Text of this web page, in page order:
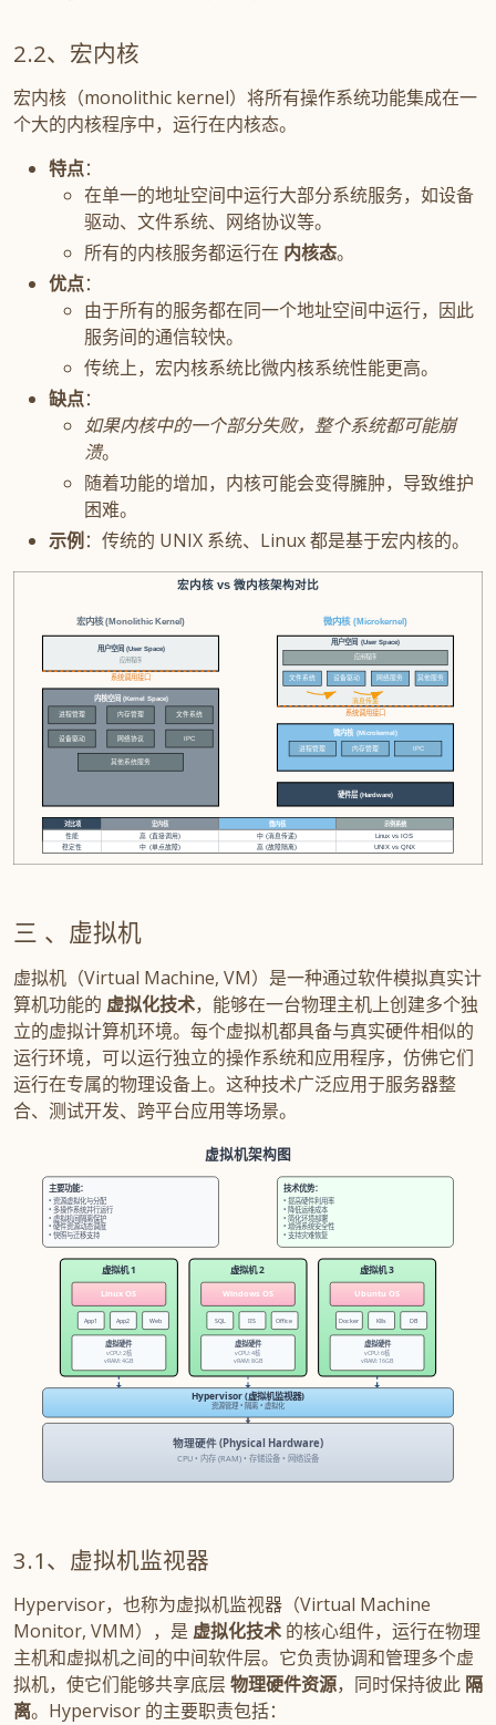
宏内核
宏内核（monolithic kernel）将所有操作系统功能集成在一
个大的内核程序中，运行在内核态。
特点：
在单一的地址空间中运行大部分系统服务，如设备
驱动、文件系统、网络协议等。
所有的内核服务都运行在 内核态。
优点：
由于所有的服务都在同一个地址空间中运行，因此
服务间的通信较快。
传统上，宏内核系统比微内核系统性能更高。
缺点：
如果内核中的一个部分失败，整个系统都可能崩
溃。
随着功能的增加，内核可能会变得臃肿，导致维护
困难。
示例 ：传统的 UNIX 系统、Linux 都是基于宏内核的。
宏内核 vs 微内核架构对比
宏内核 (Monolithic Kernel)
用户空间 (User Space)
应用程序
系统调用接口
内核空间 (Kernel Space)
进程管理 内存管理 文件系统
设备驱动 网络协议 IPC
其他系统服务
硬件层 (Hardware)
微内核 (Microkernel)
用户空间 (User Space)
应用程序
文件系统 设备驱动 网络服务 其他服务
消息传递
系统调用接口
微内核 (Microkernel)
进程管理 内存管理 IPC
硬件层 (Hardware)
对比项 宏内核 微内核 示例系统
性能 高 (直接调用) 中 (消息传递) Linux vs IOS
稳定性 中 (单点故障) 高 (故障隔离) UNIX vs QNX
虚拟机
虚拟机（Virtual Machine, VM）是一种通过软件模拟真实计
算机功能的 虚拟化技术，能够在一台物理主机上创建多个独
立的虚拟计算机环境。每个虚拟机都具备与真实硬件相似的
运行环境，可以运行独立的操作系统和应用程序，仿佛它们
运行在专属的物理设备上。这种技术广泛应用于服务器整
合、测试开发、跨平台应用等场景。
虚拟机架构图
物理硬件 (Physical Hardware)
CPU • 内存 (RAM) • 存储设备 • 网络设备
Hypervisor (虚拟机监视器)
资源管理 • 隔离 • 虚拟化
虚拟机 1
Linux OS
App1 App2 Web
虚拟硬件
vCPU: 2核
vRAM: 4GB
虚拟机 2
Windows OS
SQL IIS Office
虚拟硬件
vCPU: 4核
vRAM: 8GB
虚拟机 3
Ubuntu OS
Docker K8s DB
虚拟硬件
vCPU: 6核
vRAM: 16GB
主要功能：
• 资源虚拟化与分配
• 多操作系统并行运行
• 虚拟机间隔离保护
• 硬件资源动态调度
• 快照与迁移支持
技术优势：
• 提高硬件利用率
• 降低运维成本
• 简化环境部署
• 增强系统安全性
• 支持灾难恢复
虚拟机监视器
Hypervisor，也称为虚拟机监视器（Virtual Machine
Monitor, VMM），是 虚拟化技术 的核心组件，运行在物理
主机和虚拟机之间的中间软件层。它负责协调和管理多个虚
拟机，使它们能够共享底层 物理硬件资源，同时保持彼此 隔
离。Hypervisor 的主要职责包括：